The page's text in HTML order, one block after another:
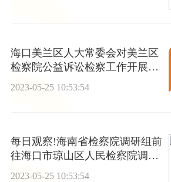
海口美兰区人大常委会对美兰区
检察院公益诉讼检察工作开展调
2023-05-25 10:53:54
每日观察!海南省检察院调研组前
往海口市琼山区人民检察院调研
指导未成年人检察工作并召开座
2023-05-25 10:53:54